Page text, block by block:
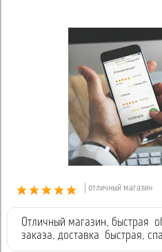
| отличный магазин
Отличный магазин, быстрая
заказа, доставка быстрая,